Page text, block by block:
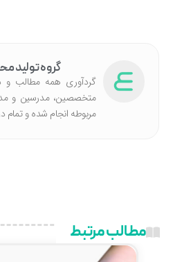
گروه تولید
گردآوری همه مطالب و
متخصصین، مدرسین و
مربوطه انجام شده‌ و تمام
مطالب مرتبط